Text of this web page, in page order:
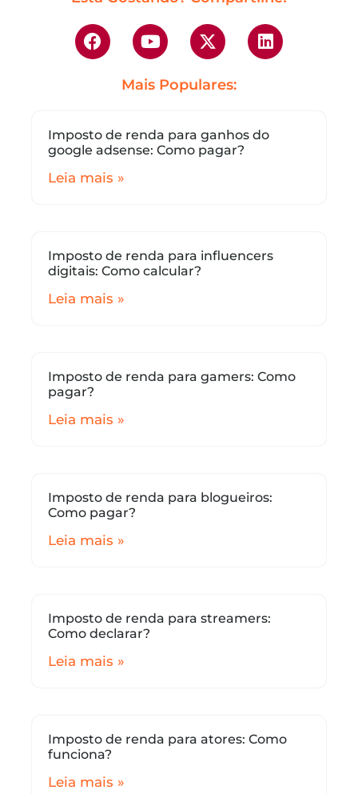
Mais Populares:
Imposto de renda para ganhos do
google adsense: Como pagar?
Leia mais »
Imposto de renda para influencers
digitais: Como calcular?
Leia mais »
Imposto de renda para gamers: Como
pagar?
Leia mais »
Imposto de renda para blogueiros:
Como pagar?
Leia mais »
Imposto de renda para streamers:
Como declarar?
Leia mais »
Imposto de renda para atores: Como
funciona?
Leia mais »